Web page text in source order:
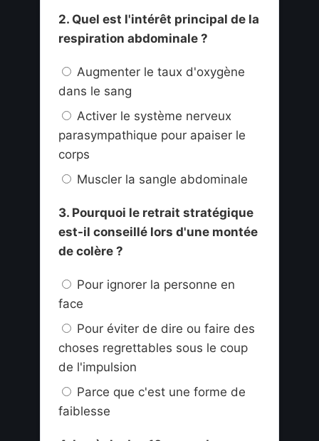
2. Quel est l'intérêt principal de la
respiration abdominale ?
Augmenter le taux d'oxygène
dans le sang
Activer le système nerveux
parasympathique pour apaiser le
corps
Muscler la sangle abdominale
3. Pourquoi le retrait stratégique
est-il conseillé lors d'une montée
de colère ?
Pour ignorer la personne en
face
Pour éviter de dire ou faire des
choses regrettables sous le coup
de l'impulsion
Parce que c'est une forme de
faiblesse